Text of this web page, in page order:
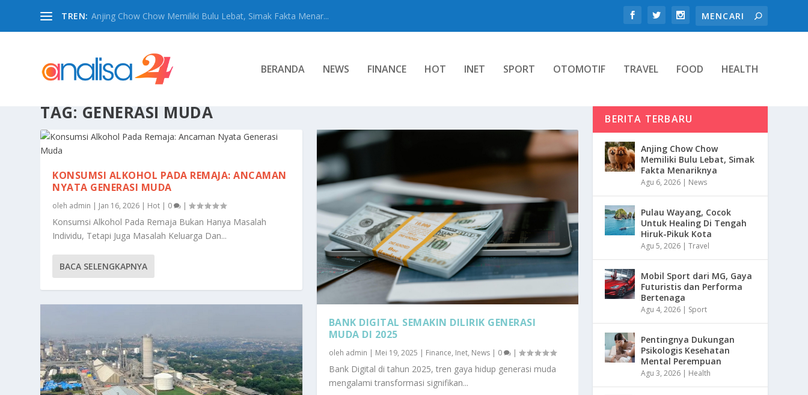
TREN: Anjing Chow Chow Memiliki Bulu Lebat, Simak Fakta Menar...
BERANDA NEWS FINANCE HOT INET SPORT OTOMOTIF TRAVEL FOOD HEALTH
TAG: GENERASI MUDA
KONSUMSI ALKOHOL PADA REMAJA: ANCAMAN
NYATA GENERASI MUDA
oleh admin | Jan 16, 2026 | Hot | 0 |
Konsumsi Alkohol Pada Remaja Bukan Hanya Masalah
Individu, Tetapi Juga Masalah Keluarga Dan...
BACA SELENGKAPNYA
BANK DIGITAL SEMAKIN DILIRIK GENERASI
MUDA DI 2025
oleh admin | Mei 19, 2025 | Finance, Inet, News| 0 |
Bank Digital di tahun 2025, tren gaya hidup generasi muda
mengalami transformasi signifikan...
BERITA TERBARU
Anjing Chow Chow
Memiliki Bulu Lebat, Simak
Fakta Menariknya
Agu 6, 2026 | News
Pulau Wayang, Cocok
Untuk Healing Di Tengah
Hiruk-Pikuk Kota
Agu 5, 2026 |Travel
Mobil Sport dari MG, Gaya
Futuristis dan Performa
Bertenaga
Agu 4, 2026 | Sport
Pentingnya Dukungan
Psikologis Kesehatan
Mental Perempuan
Agu 3, 2026 | Health